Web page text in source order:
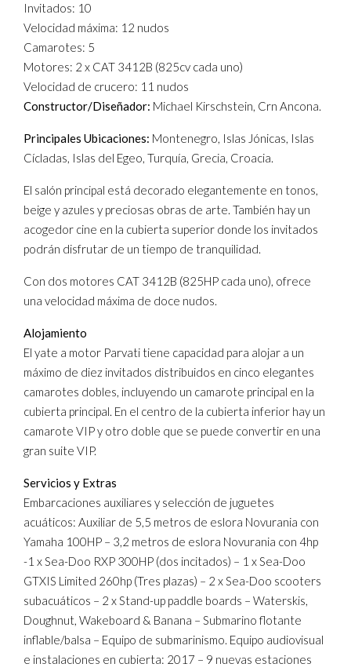
Invitados: 10
Velocidad máxima: 12 nudos
Camarotes: 5
Motores: 2 x CAT 3412B (825cv cada uno)
Velocidad de crucero: 11 nudos
Constructor/Diseñador: Michael Kirschstein, Crn Ancona.
Principales Ubicaciones: Montenegro, Islas Jónicas, Islas
Cícladas, Islas del Egeo, Turquía, Grecia, Croacia.
El salón principal está decorado elegantemente en tonos,
beige y azules y preciosas obras de arte. También hay un
acogedor cine en la cubierta superior donde los invitados
podrán disfrutar de un tiempo de tranquilidad.
Con dos motores CAT 3412B (825HP cada uno), ofrece
una velocidad máxima de doce nudos.
Alojamiento
El yate a motor Parvati tiene capacidad para alojar a un
máximo de diez invitados distribuidos en cinco elegantes
camarotes dobles, incluyendo un camarote principal en la
cubierta principal. En el centro de la cubierta inferior hay un
camarote VIP y otro doble que se puede convertir en una
gran suite VIP.
Servicios y Extras
Embarcaciones auxiliares y selección de juguetes
acuáticos: Auxiliar de 5,5 metros de eslora Novurania con
Yamaha 100HP – 3,2 metros de eslora Novurania con 4hp
-1 x Sea-Doo RXP 300HP (dos incitados) – 1 x Sea-Doo
GTXIS Limited 260hp (Tres plazas) – 2 x Sea-Doo scooters
subacuáticos – 2 x Stand-up paddle boards – Waterskis,
Doughnut, Wakeboard & Banana – Submarino flotante
inflable/balsa – Equipo de submarinismo. Equipo audiovisual
e instalaciones en cubierta: 2017 – 9 nuevas estaciones